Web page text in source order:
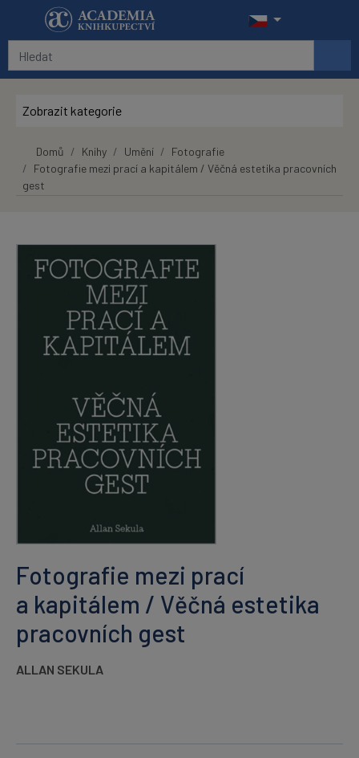
Přeskočit na hlavní obsah
Zobrazit kategorie
Domů Knihy Umění
Fotografie
Fotografie mezi prací a kapitálem / Věčná estetika pracovních
gest
Fotografie mezi prací
a kapitálem / Věčná estetika
pracovních gest
ALLAN SEKULA